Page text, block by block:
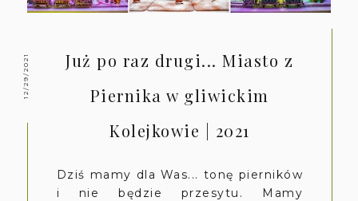
12/29/2021
Już po raz drugi... Miasto z
Piernika w gliwickim
Kolejkowie | 2021
Dziś mamy dla Was... tonę pierników
i nie będzie przesytu. Mamy